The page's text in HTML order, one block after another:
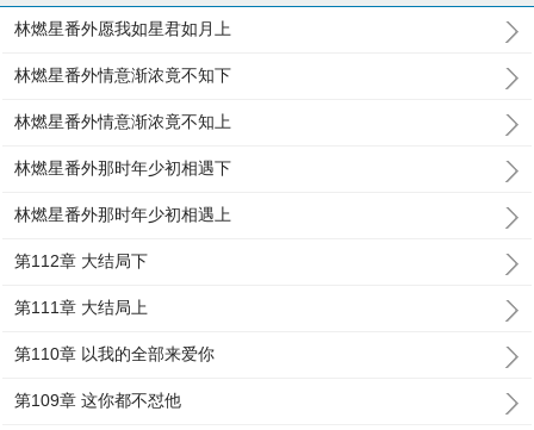
林燃星番外愿我如星君如月上
林燃星番外情意渐浓竟不知下
林燃星番外情意渐浓竟不知上
林燃星番外那时年少初相遇下
林燃星番外那时年少初相遇上
第112章 大结局下
第111章 大结局上
第110章 以我的全部来爱你
第109章 这你都不怼他